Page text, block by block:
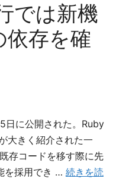
では新機
依存を確
に公開された。Ruby
大きく紹介された一
存コードを移す際に先
を採用でき … 続きを読